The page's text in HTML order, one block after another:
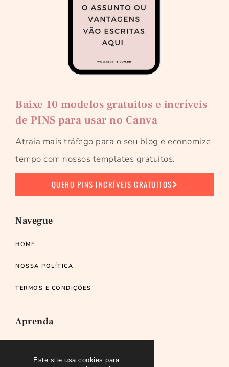
Este site usa cookies para
Baixe 10 modelos gratuitos e incríveis
de PINS para usar no Canva
Atraia mais tráfego para o seu blog e economize
tempo com nossos templates gratuitos.
QUERO PINS INCRÍVEIS GRATUITOS
Navegue
HOME
NOSSA POLÍTICA
TERMOS E CONDIÇÕES
Aprenda